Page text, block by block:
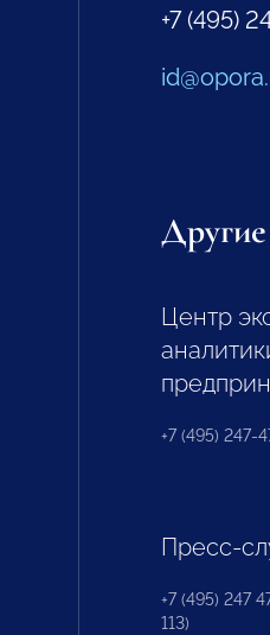
+7 (495)
Центр
+7 (495) 247-
Пресс-
+7 (495) 247
113)